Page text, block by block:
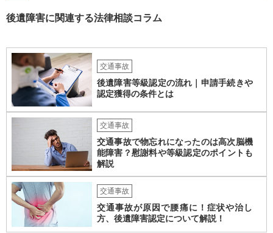
ャラクターの問題もあるので、どうすればよいのかという正解はあり
合によっては交渉を任せた方がいいかもしれません。
後遺障害に関連する法律相談コラム
交通事故
後遺障害等級認定の流れ｜申請手続きや
認定獲得の条件とは
交通事故
交通事故で物忘れになったのは高次脳機
能障害？慰謝料や等級認定のポイントも
解説
交通事故
交通事故が原因で腰痛に！症状や治し
方、後遺障害認定について解説！